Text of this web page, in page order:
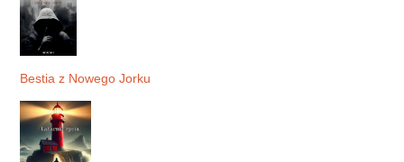
Bestia z Nowego Jorku